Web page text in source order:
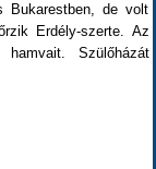
Bukarestben, de volt
Erdély-szerte. Az
Szülőházát